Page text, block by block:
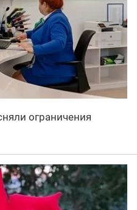
ограничения